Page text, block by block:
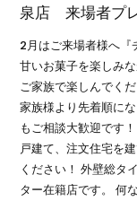
泉店 来場者プ
2月はご来場者様へ『
甘いお菓子を楽しみ
ご家族で楽しんでく
家族様より先着順に
もご相談大歓迎です
戸建て、注文住宅を
ください！ 外壁総タ
ター在籍店です。 何